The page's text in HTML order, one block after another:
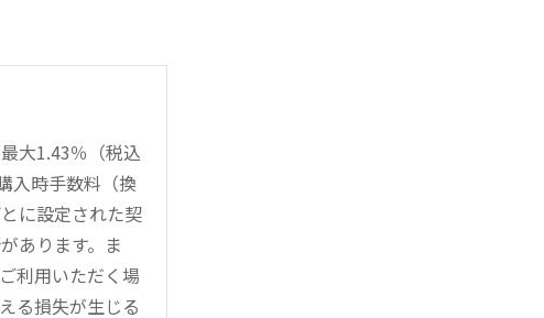
大1.43％（税込
入時手数料（換
に設定された契
あります。ま
利用いただく場
る損失が生じる